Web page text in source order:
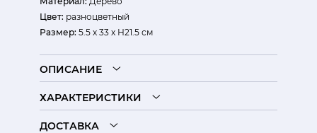
Цвет: разноцветный
Размер: 5.5 х 33 х Н21.5 см
ОПИСАНИЕ
ХАРАКТЕРИСТИКИ
ДОСТАВКА